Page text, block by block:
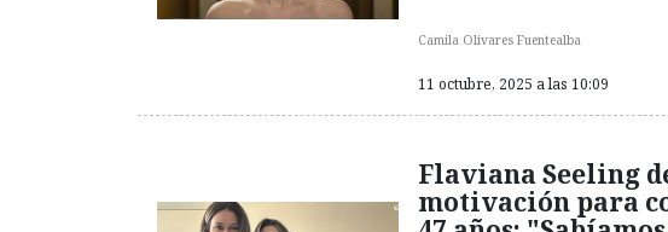
Camila Olivares Fuentealba
11 octubre, 2025 a las 10:09
Flaviana Seeling
motivación para